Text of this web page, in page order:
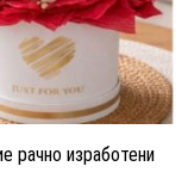
рачно изработени